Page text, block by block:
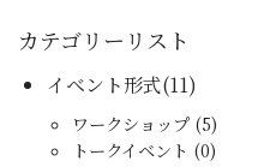
カテゴリーリスト
イベント形式(11)
ワークショップ (5)
トークイベント (0)